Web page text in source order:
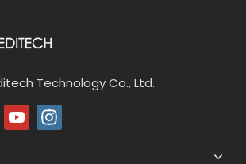
Technology Co., Ltd.